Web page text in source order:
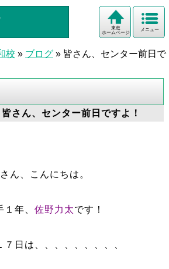
メニュー
東進
ホームページ
校 » ブログ » 皆さん、センター前日で
さん、センター前日ですよ！
ん、こんにちは。
１年、佐野力太です！
７日は、、、、、、、、、